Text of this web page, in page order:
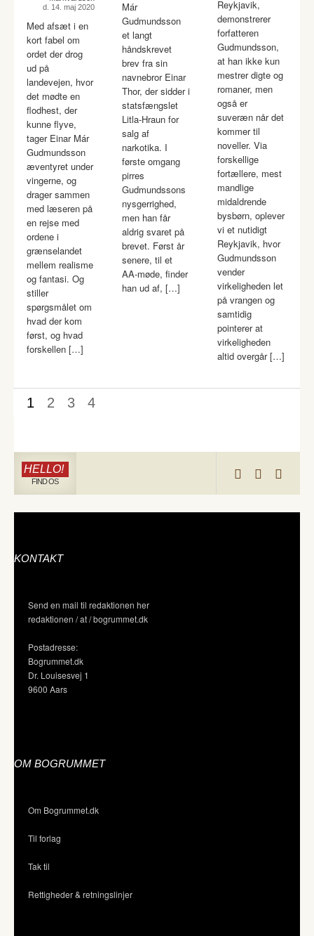
d. 14. maj 2020
Med afsæt i en
kort fabel om
ordet der drog
ud på
landevejen, hvor
det mødte en
flodhest, der
kunne flyve,
tager Einar Már
Gudmundsson
æventyret under
vingerne, og
drager sammen
med læseren på
en rejse med
ordene i
grænselandet
mellem realisme
og fantasi. Og
stiller
spørgsmålet om
hvad der kom
først, og hvad
forskellen […]
Már
Gudmundsson
et langt
håndskrevet
brev fra sin
navnebror Einar
Thor, der sidder i
statsfængslet
Litla-Hraun for
salg af
narkotika. I
første omgang
pirres
Gudmundssons
nysgerrighed,
men han får
aldrig svaret på
brevet. Først år
senere, til et
AA-møde, finder
han ud af, […]
Reykjavik,
demonstrerer
forfatteren
Gudmundsson,
at han ikke kun
mestrer digte og
romaner, men
også er
suveræn når det
kommer til
noveller. Via
forskellige
fortællere, mest
mandlige
midaldrende
bysbørn, oplever
vi et nutidigt
Reykjavik, hvor
Gudmundsson
vender
virkeligheden let
på vrangen og
samtidig
pointerer at
virkeligheden
altid overgår […]
1 2 3 4
HELLO!
FIND OS
KONTAKT
Send en mail til redaktionen her
redaktionen / at / bogrummet.dk
Postadresse:
Bogrummet.dk
Dr. Louisesvej 1
9600 Aars
OM BOGRUMMET
Om Bogrummet.dk
Til forlag
Tak til
Rettigheder & retningslinjer